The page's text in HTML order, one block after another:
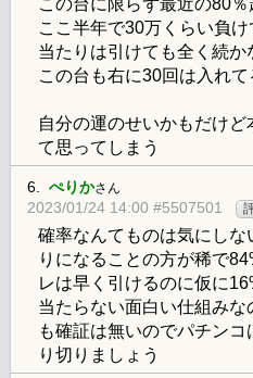
ここ半年で30万くらい負け
当たりは引けても全く続か
この台も右に30回は入れ
自分の運のせいかもだけ
て思ってしまう
6. ぺりかさん
2023/01/24 14:00 #5507501
確率なんてものは気にし
りになることの方が稀で
レは早く引けるのに仮に
当たらない面白い仕組み
も確証は無いのでパチン
り切りましょう